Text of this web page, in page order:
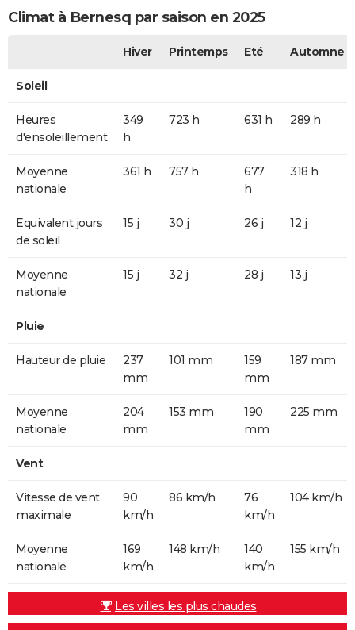
Climat à Bernesq par saison en 2025
Hiver Printemps Eté Automne
Soleil
Heures
d'ensoleillement
349
h
723 h 631 h 289 h
Moyenne
nationale
361 h 757 h
677
h
318 h
Equivalent jours
de soleil
15 j 30 j 26 j 12 j
Moyenne
nationale
15 j 32 j 28 j 13 j
Pluie
Hauteur de pluie
237
mm
101 mm
159
mm
187 mm
Moyenne
nationale
204
mm
153 mm
190
mm
225 mm
Vent
Vitesse de vent
maximale
90
km/h
86 km/h
76
km/h
104 km/h
Moyenne
nationale
169
km/h
148 km/h
140
km/h
155 km/h
Les villes les plus chaudes